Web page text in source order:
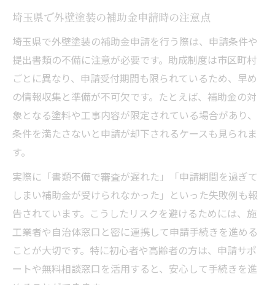
埼玉県で外壁塗装の補助金申請時の注意点
埼玉県で外壁塗装の補助金申請を行う際は、申請条件や
提出書類の不備に注意が必要です。助成制度は市区町村
ごとに異なり、申請受付期間も限られているため、早め
の情報収集と準備が不可欠です。たとえば、補助金の対
象となる塗料や工事内容が限定されている場合があり、
条件を満たさないと申請が却下されるケースも見られま
す。
実際に「書類不備で審査が遅れた」「申請期間を過ぎて
しまい補助金が受けられなかった」といった失敗例も報
告されています。こうしたリスクを避けるためには、施
工業者や自治体窓口と密に連携して申請手続きを進める
ことが大切です。特に初心者や高齢者の方は、申請サポ
ートや無料相談窓口を活用すると、安心して手続きを進